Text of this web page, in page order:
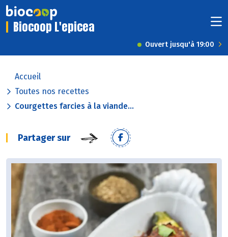
Biocoop L'epicea
Ouvert jusqu'à 19:00
Accueil
Toutes nos recettes
Courgettes farcies à la viande...
Partager sur